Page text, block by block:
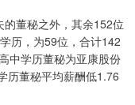
董秘之外，其余152位
历，为59位，合计142
中学历董秘为亚康股份
历董秘平均薪酬低1.76